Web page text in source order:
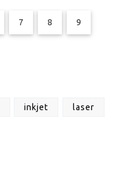
7 8 9
inkjet laser